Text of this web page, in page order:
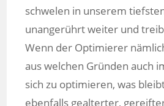
schwelen in unserem
unangerührt weiter und
Wenn der Optimierer
aus welchen Gründen auch
sich zu optimieren, was
ebenfalls gealterter,